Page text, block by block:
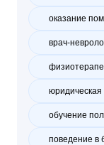
оказание
врач-
юридическая
обучение
поведение в